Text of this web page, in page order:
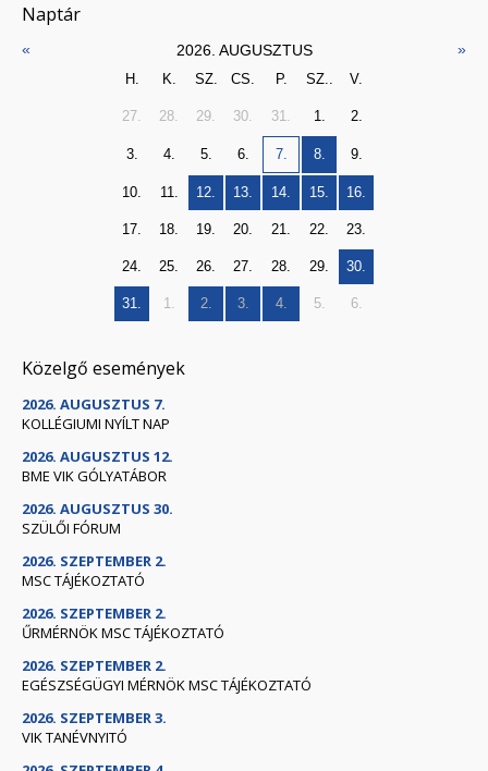
Naptár
« 2026. AUGUSZTUS »
H. K. SZ. CS. P. SZ.. V.
27. 28. 29. 30. 31. 1. 2.
3. 4. 5. 6. 7. 8. 9.
10. 11. 12. 13. 14. 15. 16.
17. 18. 19. 20. 21. 22. 23.
24. 25. 26. 27. 28. 29. 30.
31. 1. 2. 3. 4. 5. 6.
Közelgő események
2026. AUGUSZTUS 7.
KOLLÉGIUMI NYÍLT NAP
2026. AUGUSZTUS 12.
BME VIK GÓLYATÁBOR
2026. AUGUSZTUS 30.
SZÜLŐI FÓRUM
2026. SZEPTEMBER 2.
MSC TÁJÉKOZTATÓ
2026. SZEPTEMBER 2.
ŰRMÉRNÖK MSC TÁJÉKOZTATÓ
2026. SZEPTEMBER 2.
EGÉSZSÉGÜGYI MÉRNÖK MSC TÁJÉKOZTATÓ
2026. SZEPTEMBER 3.
VIK TANÉVNYITÓ